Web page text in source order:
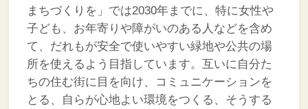
まちづくりを」では2030年までに、特に女性や
子ども、お年寄りや障がいのある人などを含め
て、だれもが安全で使いやすい緑地や公共の場
所を使えるよう目指しています。互いに自分た
ちの住む街に目を向け、コミュニケーションを
とる、自らが心地よい環境をつくる、そうする